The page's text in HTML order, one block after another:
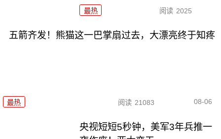
最热 阅读 2025
五箭齐发！熊猫这一巴掌扇过去，大漂亮终于知疼
最热 阅读 21083 08-06
央视短短5秒钟，美军3年兵推一